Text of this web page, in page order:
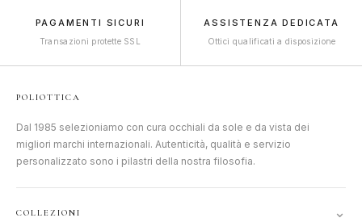
PAGAMENTI SICURI
Transazioni protette SSL
ASSISTENZA DEDICATA
Ottici qualificati a disposizione
POLIOTTICA
Dal 1985 selezioniamo con cura occhiali da sole e da vista dei
migliori marchi internazionali. Autenticità, qualità e servizio
personalizzato sono i pilastri della nostra filosofia.
COLLEZIONI ⌄